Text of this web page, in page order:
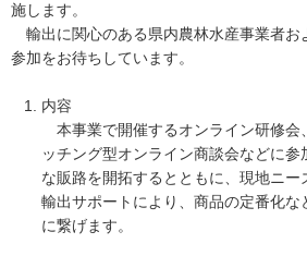
施します。
輸出に関心のある県内農林水産事業者お
参加をお待ちしています。
内容
本事業で開催するオンライン研修会
ッチング型オンライン商談会などに参
な販路を開拓するとともに、現地ニ
輸出サポートにより、商品の定番化な
に繋げます。